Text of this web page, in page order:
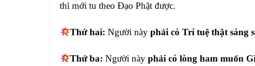
thì mới tu theo Đạo Phật được.
Thứ hai: Người nàyphải có Trí tuệthật sáng
Thứ ba: Người nàyphải có lòng hammuốn